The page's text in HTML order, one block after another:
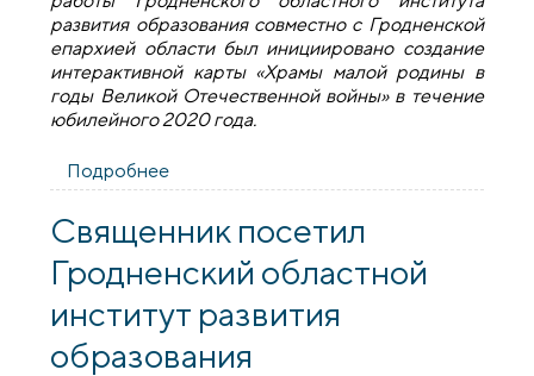
развития образования совместно с Гродненской
епархией области был инициировано создание
интерактивной карты «Храмы малой родины в
годы Великой Отечественной войны» в течение
юбилейного 2020 года.
Подробнее
родины в годы Великой Отечественной
Священник посетил
Гродненский областной
институт развития
образования